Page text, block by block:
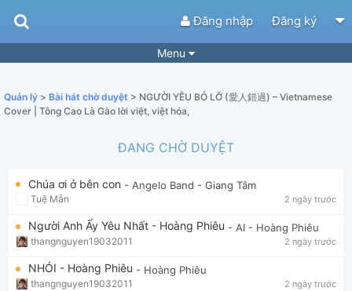
Đăng nhập Đăng ký
Menu
Playlist
Yêu cầu hợp âm Thành Viên
Khóa học Quản lý 50
Tắt quảng cáo
Quản lý > Bài hát chờ duyệt > NGƯỜI YÊU BỎ LỠ (愛人錯過) – Vietnamese
Cover | Tông Cao Là Gào lời việt, việt hóa,
ĐANG CHỜ DUYỆT
Chúa ơi ở bên con - Angelo Band - Giang Tâm
Tuệ Mẫn 2 ngày trước
Người Anh Ấy Yêu Nhất - Hoàng Phiêu - AI - Hoàng Phiêu
thangnguyen19032011 2 ngày trước
NHÓI - Hoàng Phiêu - Hoàng Phiêu
thangnguyen19032011 2 ngày trước